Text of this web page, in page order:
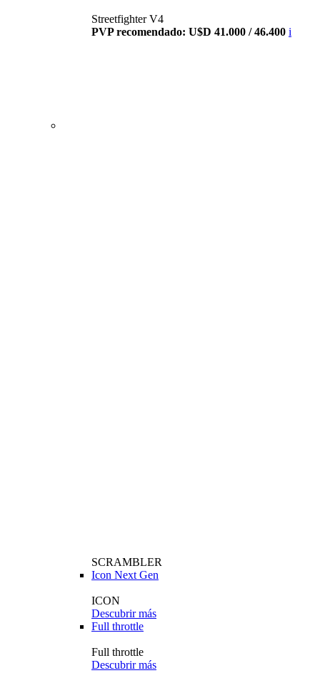
Streetfighter V4
PVP recomendado: U$D 41.000 / 46.400 i
SCRAMBLER
Icon Next Gen
ICON
Descubrir más
Full throttle
Full throttle
Descubrir más